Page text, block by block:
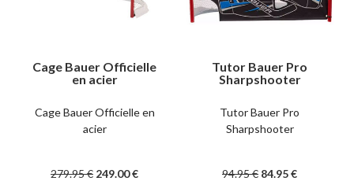
Cage Bauer Officielle
en acier
Cage Bauer Officielle en
acier
279.95€ 249.00€
Tutor Bauer Pro
Sharpshooter
Tutor Bauer Pro
Sharpshooter
94.95€ 84.95€